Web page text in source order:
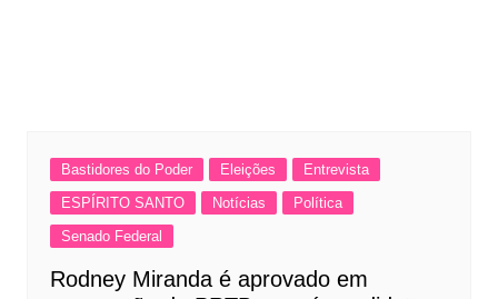
Bastidores do Poder Eleições
Entrevista
ESPÍRITO SANTO
Notícias
Política
Senado Federal
Rodney Miranda é aprovado em